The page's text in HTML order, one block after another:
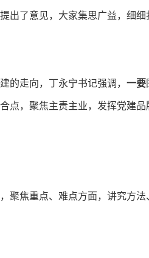
出了意见，大家集思广益，细细
的走向，丁永宁书记强调， 一要
点，聚焦主责主业，发挥党建品
聚焦重点、难点方面，讲究方